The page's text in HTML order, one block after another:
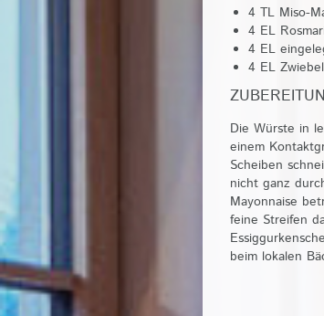
4 TL Miso-
4 EL
4 EL
4 EL
Die Würste in
einem
Scheiben
nicht ganz
Mayonnaise
feine Streifen
beim lokalen